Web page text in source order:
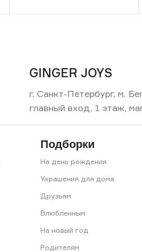
GINGER JOYS
г. Санкт-Петербург, м.
главный вход, 1 этаж,
Подборки
На день рождения
Украшения для дома
Друзьям
Влюбленным
На новый год
Родителям